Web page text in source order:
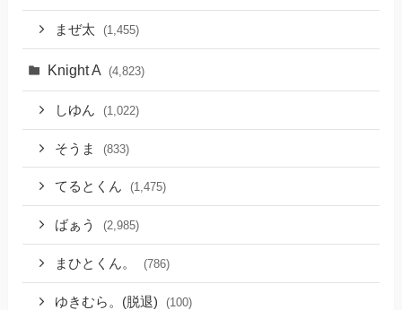
まぜ太 (1,455)
Knight A (4,823)
しゆん (1,022)
そうま (833)
てるとくん (1,475)
ばぁう (2,985)
まひとくん。 (786)
ゆきむら。(脱退) (100)